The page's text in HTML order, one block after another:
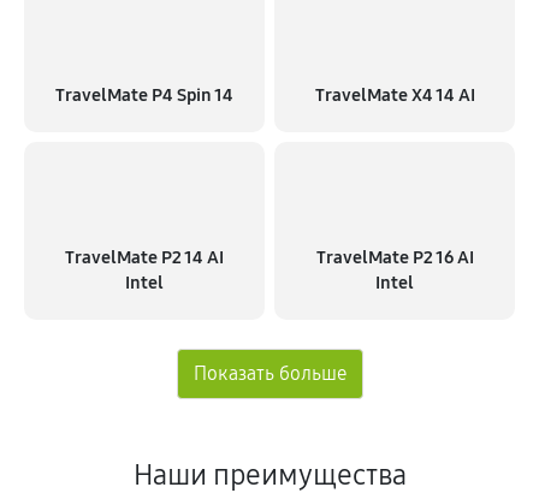
TravelMate P4 Spin 14 TravelMate X4 14 AI
TravelMate P2 14 AI
Intel
TravelMate P2 16 AI
Intel
Наши преимущества